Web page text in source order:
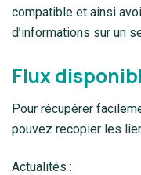
compatible et ainsi
d’informations sur un
Flux
Pour récupérer
pouvez recopier les
Actualités :